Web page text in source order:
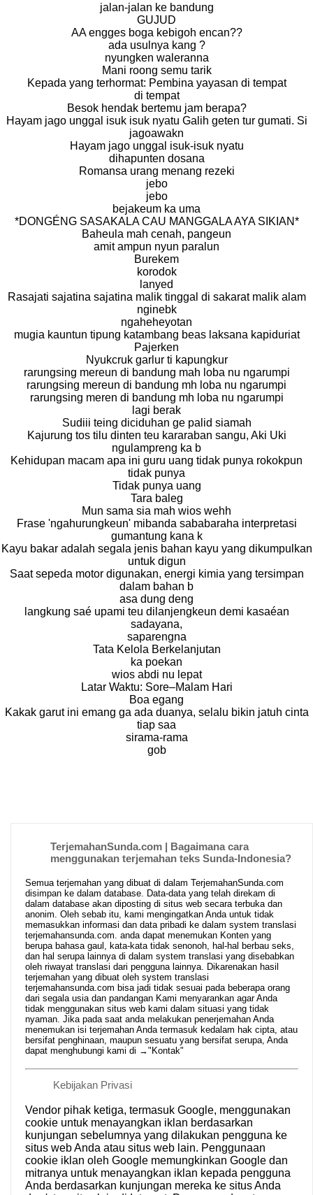
jalan-jalan ke bandung
GUJUD
AA engges boga kebigoh encan??
ada usulnya kang ?
nyungken waleranna
Mani roong semu tarik
Kepada yang terhormat: Pembina yayasan di tempat
di tempat
Besok hendak bertemu jam berapa?
Hayam jago unggal isuk isuk nyatu Galih geten tur gumati. Si
jagoawakn
Hayam jago unggal isuk-isuk nyatu
dihapunten dosana
Romansa urang menang rezeki
jebo
jebo
bejakeum ka uma
*DONGÉNG SASAKALA CAU MANGGALA AYA SIKIAN*
Baheula mah cenah, pangeun
amit ampun nyun paralun
Burekem
korodok
lanyed
Rasajati sajatina sajatina malik tinggal di sakarat malik alam
nginebk
ngaheheyotan
mugia kauntun tipung katambang beas laksana kapiduriat
Pajerken
Nyukcruk garlur ti kapungkur
rarungsing mereun di bandung mah loba nu ngarumpi
rarungsing mereun di bandung mh loba nu ngarumpi
rarungsing meren di bandung mh loba nu ngarumpi
lagi berak
Sudiii teing diciduhan ge palid siamah
Kajurung tos tilu dinten teu kararaban sangu, Aki Uki
ngulampreng ka b
Kehidupan macam apa ini guru uang tidak punya rokokpun
tidak punya
Tidak punya uang
Tara baleg
Mun sama sia mah wios wehh
Frase 'ngahurungkeun' mibanda sababaraha interpretasi
gumantung kana k
Kayu bakar adalah segala jenis bahan kayu yang dikumpulkan
untuk digun
Saat sepeda motor digunakan, energi kimia yang tersimpan
dalam bahan b
asa dung deng
langkung saé upami teu dilanjengkeun demi kasaéan
sadayana,
saparengna
Tata Kelola Berkelanjutan
ka poekan
wios abdi nu lepat
Latar Waktu: Sore–Malam Hari
Boa egang
Kakak garut ini emang ga ada duanya, selalu bikin jatuh cinta
tiap saa
sirama-rama
gob
TerjemahanSunda.com | Bagaimana cara
menggunakan terjemahan teks Sunda-Indonesia?
Semua terjemahan yang dibuat di dalam TerjemahanSunda.com
disimpan ke dalam database. Data-data yang telah direkam di
dalam database akan diposting di situs web secara terbuka dan
anonim. Oleh sebab itu, kami mengingatkan Anda untuk tidak
memasukkan informasi dan data pribadi ke dalam system translasi
terjemahansunda.com. anda dapat menemukan Konten yang
berupa bahasa gaul, kata-kata tidak senonoh, hal-hal berbau seks,
dan hal serupa lainnya di dalam system translasi yang disebabkan
oleh riwayat translasi dari pengguna lainnya. Dikarenakan hasil
terjemahan yang dibuat oleh system translasi
terjemahansunda.com bisa jadi tidak sesuai pada beberapa orang
dari segala usia dan pandangan Kami menyarankan agar Anda
tidak menggunakan situs web kami dalam situasi yang tidak
nyaman. Jika pada saat anda melakukan penerjemahan Anda
menemukan isi terjemahan Anda termasuk kedalam hak cipta, atau
bersifat penghinaan, maupun sesuatu yang bersifat serupa, Anda
dapat menghubungi kami di →"Kontak"
Kebijakan Privasi
Vendor pihak ketiga, termasuk Google, menggunakan
cookie untuk menayangkan iklan berdasarkan
kunjungan sebelumnya yang dilakukan pengguna ke
situs web Anda atau situs web lain. Penggunaan
cookie iklan oleh Google memungkinkan Google dan
mitranya untuk menayangkan iklan kepada pengguna
Anda berdasarkan kunjungan mereka ke situs Anda